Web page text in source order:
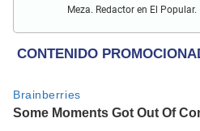
Meza. Redactor en El
internacional, trucos caseros